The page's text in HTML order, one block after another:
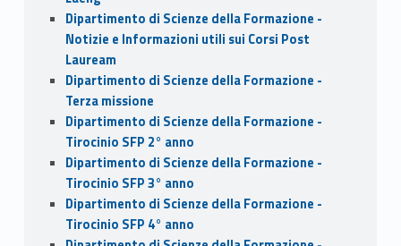
Dipartimento di Scienze della Formazione -
Notizie e Informazioni utili sui Corsi Post
Lauream
Dipartimento di Scienze della Formazione -
Terza missione
Dipartimento di Scienze della Formazione -
Tirocinio SFP 2° anno
Dipartimento di Scienze della Formazione -
Tirocinio SFP 3° anno
Dipartimento di Scienze della Formazione -
Tirocinio SFP 4° anno